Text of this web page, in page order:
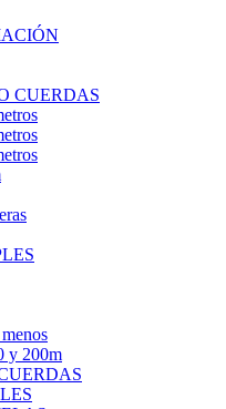
CUERDAS
y 200m